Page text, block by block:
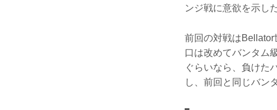
ンジ戦に意欲を示し
前回の対戦は
口は改めてバンタム
ぐらいなら、負けた
し、前回と同じバン